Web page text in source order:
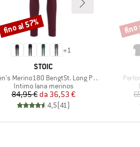
+1
MARCHIO
STOIC
Merino180 BengtSt. Long Pants
Gruppo di prodotti
Intimo lana merinos
Prezzo
84,95 € Prezzo ridotto
da 36,53 €
4,5(41)
fino al 57% fino